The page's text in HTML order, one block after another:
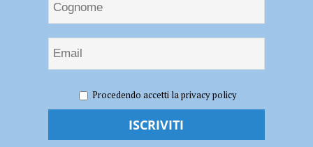
su Pista – 6 Giorni delle Rose, già iscritti atlete e atleti da 22 nazioni
Ciclismo su Pista – 6 Giorni delle Rose,
Procedendo accetti la privacy policy